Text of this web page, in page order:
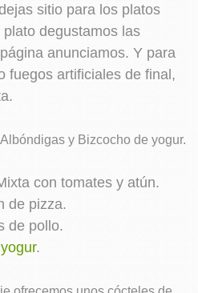
sitio para los platos
degustamos las
anunciamos. Y para
fuegos artificiales de final,
y Bizcocho de yogur.
con tomates y atún.
de pizza.
de pollo.
.